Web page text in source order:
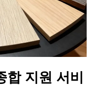
합 지원 서비